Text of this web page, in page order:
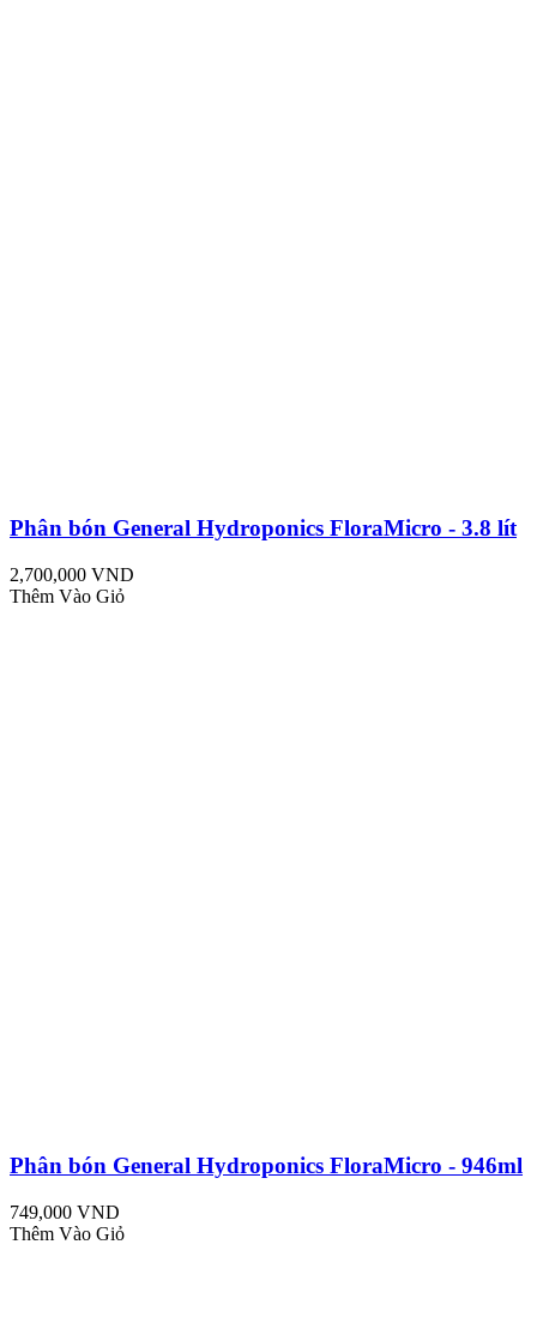
Phân bón General Hydroponics FloraMicro - 3.8 lít
2,700,000 VND
Thêm Vào Giỏ
Phân bón General Hydroponics FloraMicro - 946ml
749,000 VND
Thêm Vào Giỏ